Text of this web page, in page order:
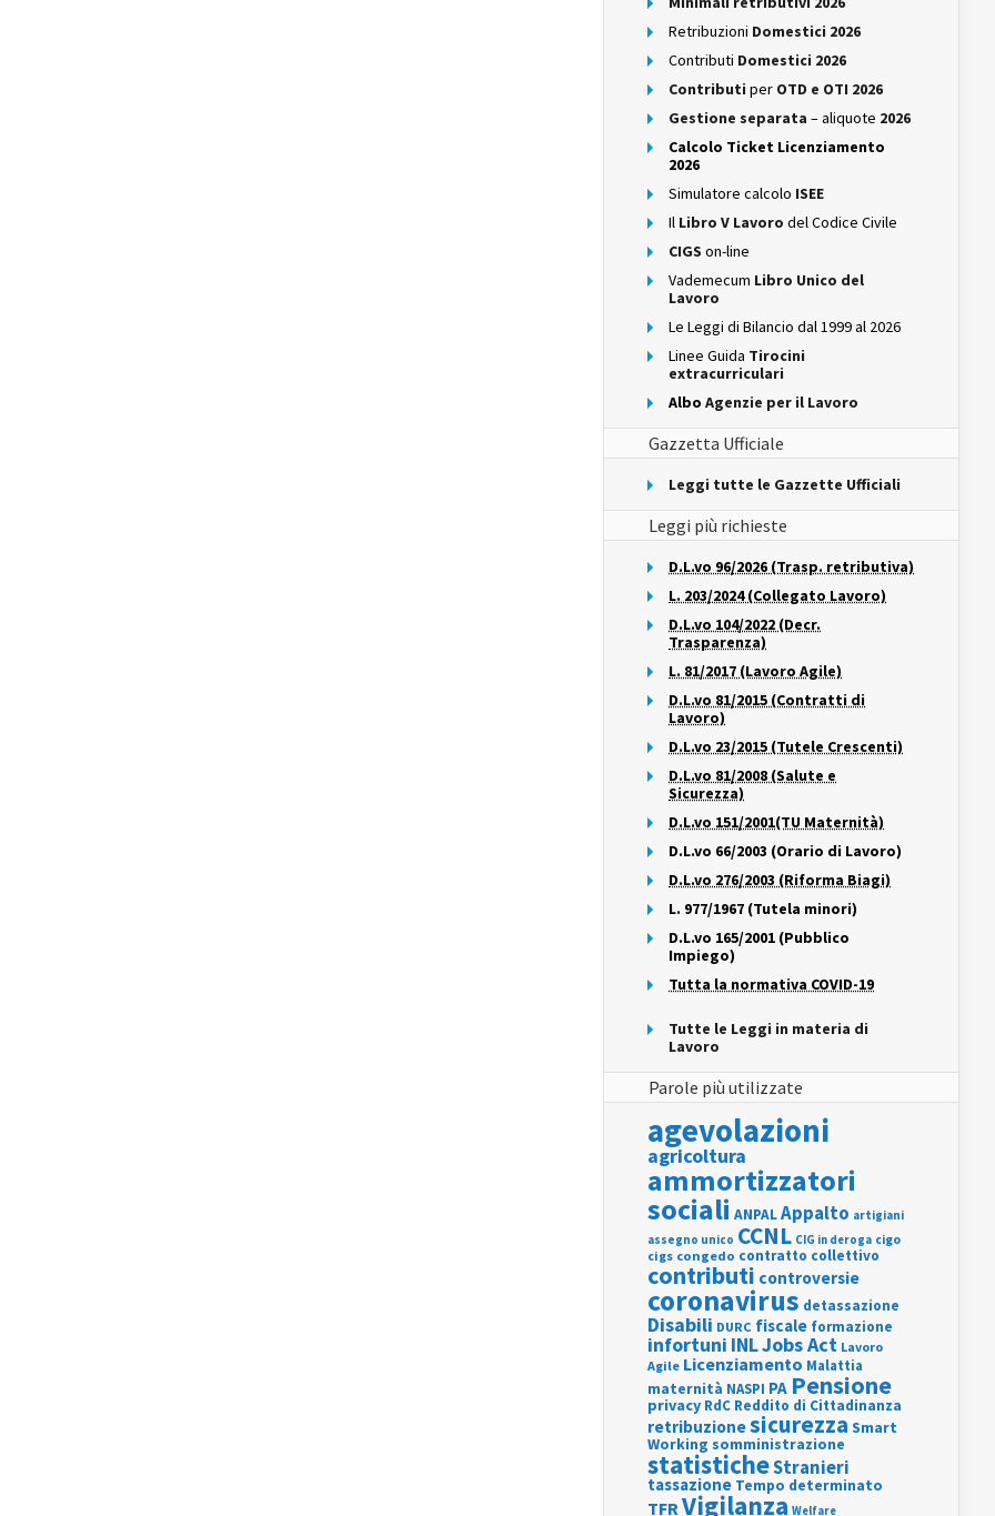
Retribuzioni Domestici 2026
Contributi Domestici 2026
Contributi per OTD e OTI 2026
Gestione separata – aliquote 2026
Calcolo Ticket Licenziamento
2026
Simulatore calcolo ISEE
Il Libro V Lavoro del Codice Civile
CIGS on-line
Vademecum Libro Unico del
Lavoro
Le Leggi di Bilancio dal 1999 al 2026
Linee Guida Tirocini
extracurriculari
Albo Agenzie per il Lavoro
Gazzetta Ufficiale
Leggi tutte le Gazzette Ufficiali
Leggi più richieste
D.L.vo 96/2026 (Trasp. retributiva)
L. 203/2024 (Collegato Lavoro)
D.L.vo 104/2022 (Decr.
Trasparenza)
L. 81/2017 (Lavoro Agile)
D.L.vo 81/2015 (Contratti di
Lavoro)
D.L.vo 23/2015 (Tutele Crescenti)
D.L.vo 81/2008 (Salute e
Sicurezza)
D.L.vo 151/2001(TU Maternità)
D.L.vo 66/2003 (Orario di Lavoro)
D.L.vo 276/2003 (Riforma Biagi)
L. 977/1967 (Tutela minori)
D.L.vo 165/2001 (Pubblico
Impiego)
Tutta la normativa COVID-19
Tutte le Leggi in materia di
Lavoro
Parole più utilizzate
agevolazioni
agricoltura
ammortizzatori
sociali ANPALAppalto artigiani
assegno unico CCNL CIG in deroga cigo
cigs congedo contratto collettivo
contributi controversie
coronavirus detassazione
Disabili DURC fiscale formazione
infortuni INLJobs Act Lavoro
Agile Licenziamento Malattia
maternità NASPI PA Pensione
privacy RdC Reddito di Cittadinanza
retribuzionesicurezza Smart
Working somministrazione
statisticheStranieri
tassazione Tempo determinato
TFRVigilanza Welfare